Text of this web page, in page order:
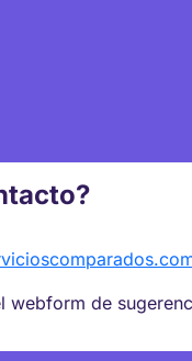
webform de